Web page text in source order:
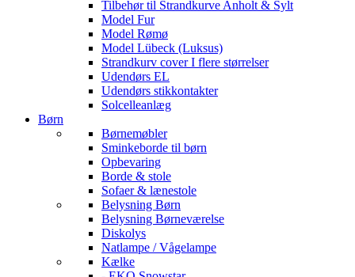
Tilbehør til Strandkurve Anholt & Sylt
Model Fur
Model Rømø
Model Lübeck (Luksus)
Strandkurv cover I flere størrelser
Udendørs EL
Udendørs stikkontakter
Solcelleanlæg
Børn
Børnemøbler
Sminkeborde til børn
Opbevaring
Borde & stole
Sofaer & lænestole
Belysning Børn
Belysning Børneværelse
Diskolys
Natlampe / Vågelampe
Kælke